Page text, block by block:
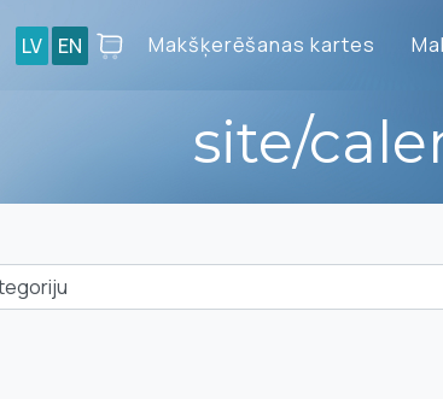
LV EN Makšķerēšanas kartes
site/